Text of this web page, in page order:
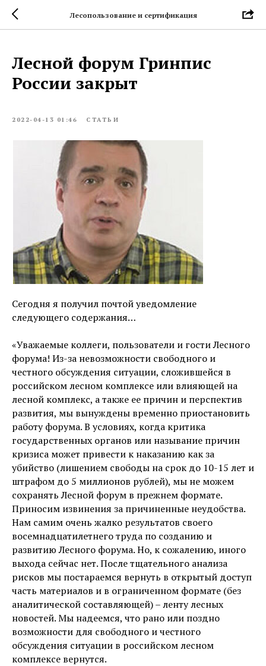
Лесопользование и сертификация
Лесной форум Гринпис
России закрыт
2022-04-13 01:46 СТАТЬИ
Сегодня я получил почтой уведомление
следующего содержания…
«Уважаемые коллеги, пользователи и гости Лесного
форума! Из-за невозможности свободного и
честного обсуждения ситуации, сложившейся в
российском лесном комплексе или влияющей на
лесной комплекс, а также ее причин и перспектив
развития, мы вынуждены временно приостановить
работу форума. В условиях, когда критика
государственных органов или называние причин
кризиса может привести к наказанию как за
убийство (лишением свободы на срок до 10-15 лет и
штрафом до 5 миллионов рублей), мы не можем
сохранять Лесной форум в прежнем формате.
Приносим извинения за причиненные неудобства.
Нам самим очень жалко результатов своего
восемнадцатилетнего труда по созданию и
развитию Лесного форума. Но, к сожалению, иного
выхода сейчас нет. После тщательного анализа
рисков мы постараемся вернуть в открытый доступ
часть материалов и в ограниченном формате (без
аналитической составляющей) – ленту лесных
новостей. Мы надеемся, что рано или поздно
возможности для свободного и честного
обсуждения ситуации в российском лесном
комплексе вернутся.